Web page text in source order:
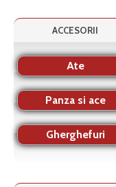
ACCESORII
Ate
Panza si ace
Gherghefuri